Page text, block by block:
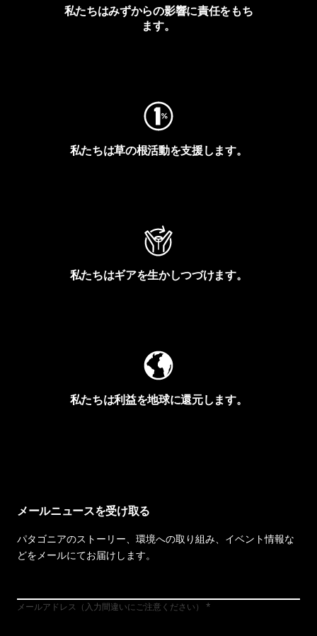
私たちはみずからの影響に責任をもち
ます。
私たちは草の根活動を支援します。
私たちはギアを生かしつづけます。
私たちは利益を地球に還元します。
メールニュースを受け取る
パタゴニアのストーリー、環境への取り組み、イベント情報な
どをメールにてお届けします。
メールアドレス（入力間違いにご注意ください）